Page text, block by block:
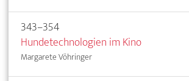
343–354
Hundetechnologien im Kino
Margarete Vöhringer